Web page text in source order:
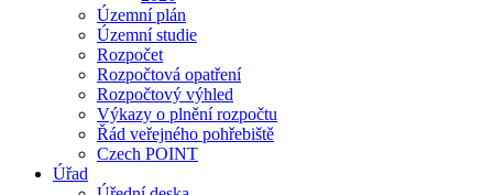
Územní plán
Územní studie
Rozpočet
Rozpočtová opatření
Rozpočtový výhled
Výkazy o plnění rozpočtu
Řád veřejného pohřebiště
Czech POINT
Úřad